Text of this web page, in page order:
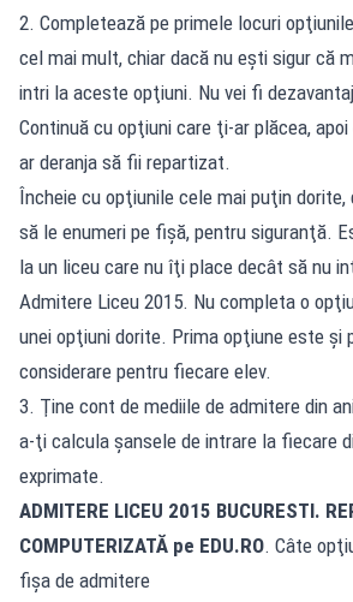
2. Completează pe primele locuri
cel mai mult, chiar dacă nu eşti sigur că
intri la aceste opţiuni. Nu vei fi
Continuă cu opţiuni care ţi-ar plăcea,
ar deranja să fii repartizat.
Încheie cu opţiunile cele mai puţin dorite,
să le enumeri pe fişă, pentru siguranţă.
la un liceu care nu îţi place decât să nu
Admitere Liceu 2015. Nu completa o
unei opţiuni dorite. Prima opţiune este şi
considerare pentru fiecare elev.
3. Ţine cont de mediile de admitere din
a-ţi calcula şansele de intrare la fiecare
exprimate.
ADMITERE LICEU 2015 BUCURESTI.
COMPUTERIZATĂ pe EDU.RO. Câte
fişa de admitere